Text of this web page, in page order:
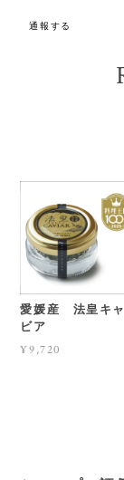
通報する
愛媛産 法皇キャ
ビア
¥9,720